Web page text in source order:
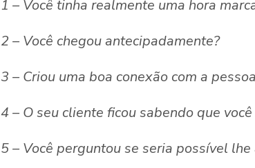
1 – Você tinha realmente uma hora
2 – Você chegou antecipadamente?
3 – Criou uma boa conexão com a
4 – O seu cliente ficou sabendo que
5 – Você perguntou se seria possível